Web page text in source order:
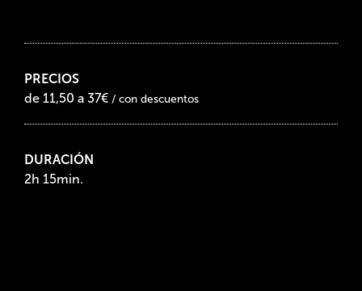
PRECIOS
de 11,50 a 37€ / con descuentos
DURACIÓN
2h 15min.